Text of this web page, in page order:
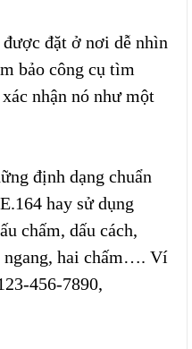
đặt ở nơi dễ nhìn
bảo công cụ tìm
nhận nó như một
định dạng chuẩn
hay sử dụng
chấm, dấu cách,
ngang, hai chấm…. Ví
456-7890,